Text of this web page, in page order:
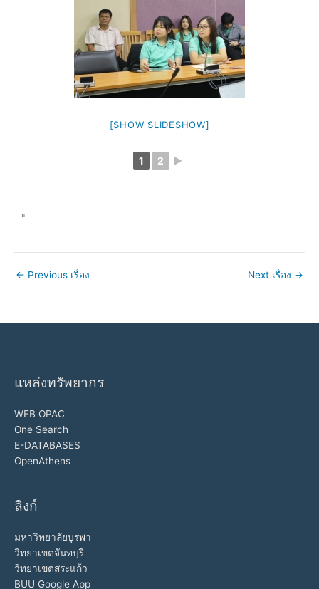
[SHOW SLIDESHOW]
1 2 ►
"
← Previous เรื่อง Next เรื่อง →
แหล่งทรัพยากร
WEB OPAC
One Search
E-DATABASES
OpenAthens
ลิงก์
มหาวิทยาลัยบูรพา
วิทยาเขตจันทบุรี
วิทยาเขตสระแก้ว
BUU Google App